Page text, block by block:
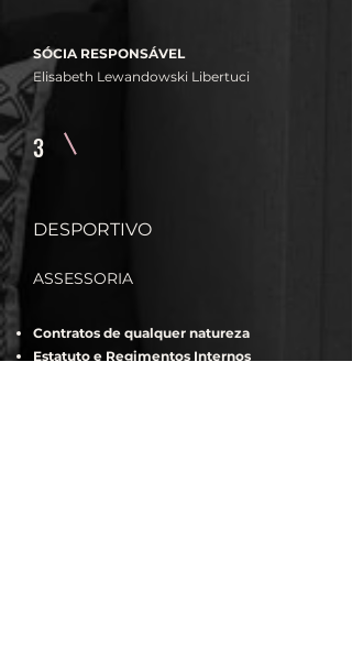
SÓCIA RESPONSÁVEL
Elisabeth Lewandowski Libertuci
3
DESPORTIVO
ASSESSORIA
Contratos de qualquer natureza
Estatuto e Regimentos Internos